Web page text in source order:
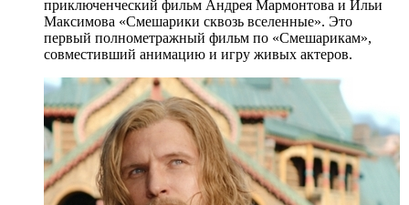
приключенческий фильм Андрея Мармонтова и Ильи
Максимова «Смешарики сквозь вселенные». Это
первый полнометражный фильм по «Смешарикам»,
совместивший анимацию и игру живых актеров.